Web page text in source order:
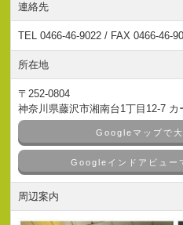
連絡先
TEL 0466-46-9022 / FAX 0466-46-
所在地
〒252-0804
神奈川県藤沢市湘南台1丁目12-7 カ
Googleマップで大
Googleインドアビュー
周辺案内